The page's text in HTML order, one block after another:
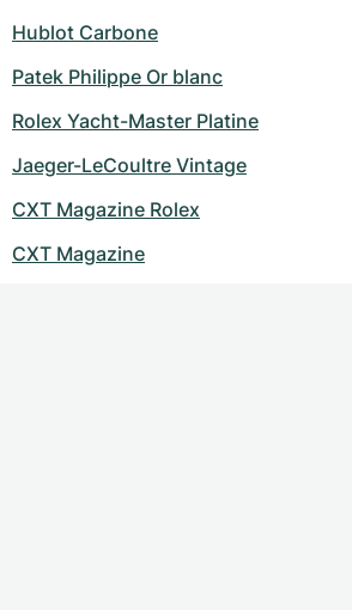
Hublot Carbone
Patek Philippe Or blanc
Rolex Yacht-Master Platine
Jaeger-LeCoultre Vintage
CXT Magazine Rolex
CXT Magazine